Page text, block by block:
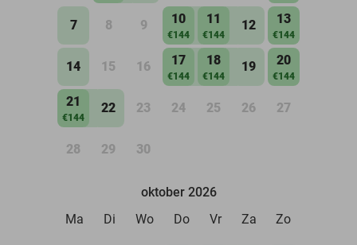
7 8 9 10
€144
11
€144
12 13
€144
14 15 16 17
€144
18
€144
19 20
€144
21
€144
22 23 24 25 26 27
28 29 30
oktober 2026
Ma
Di Wo Do Vr Za Zo